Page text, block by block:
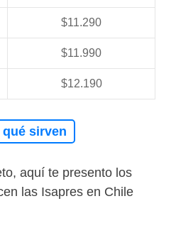
$11.290
$11.990
$12.190
sirven
aquí te presento los
las Isapres en Chile